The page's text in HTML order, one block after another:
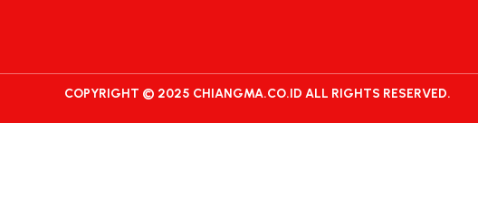
COPYRIGHT © 2025 CHIANGMA.CO.ID ALL RIGHTS RESERVED.